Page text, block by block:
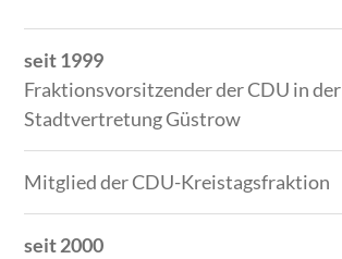
Zeitraum
Tätigkeit
seit 1999
Fraktionsvorsitzender der CDU in der
Stadtvertretung Güstrow
Mitglied der CDU-Kreistagsfraktion
seit 2000